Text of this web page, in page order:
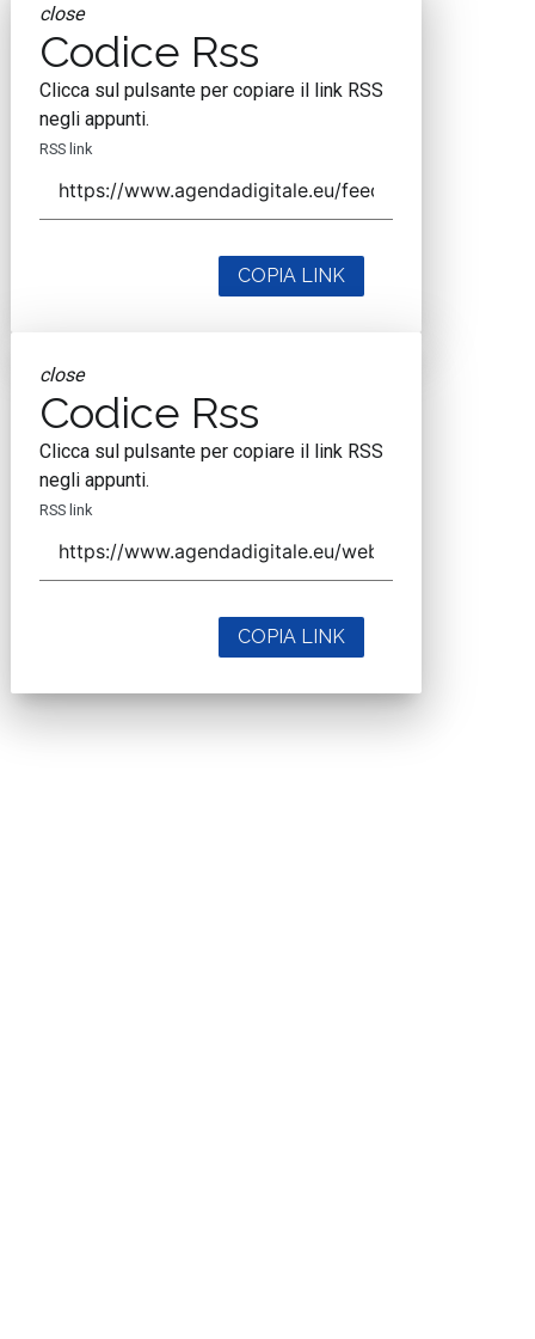
close
Codice Rss
Clicca sul pulsante per copiare il link RSS
negli appunti.
RSS link
COPIA LINK
close
Codice Rss
Clicca sul pulsante per copiare il link RSS
negli appunti.
RSS link
COPIA LINK